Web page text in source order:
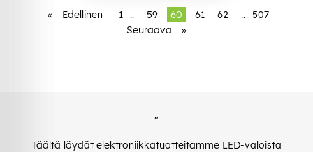
« Edellinen 1 .. 59 60 61 62 .. 507
Seuraava
»
"
Täältä löydät elektroniikkatuotteitamme LED-valoista